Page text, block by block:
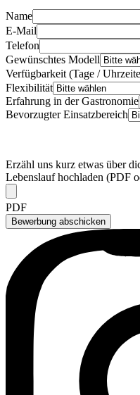
Name
E-Mail
Telefon
Gewünschtes Modell
Verfügbarkeit (Tage /
Flexibilität
Erfahrung in der Gastronomie
Bevorzugter Einsatzbereich
Erzähl uns kurz etwas über
Lebenslauf hochladen (PDF
PDF
Bewerbung abschicken